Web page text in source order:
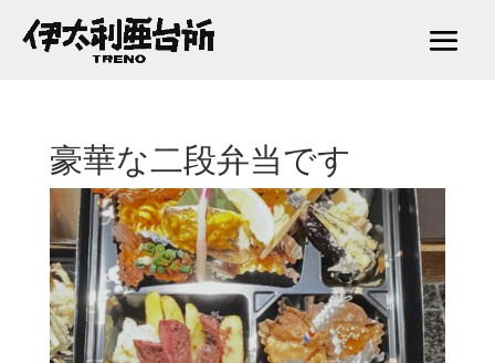
豪華な二段弁当です